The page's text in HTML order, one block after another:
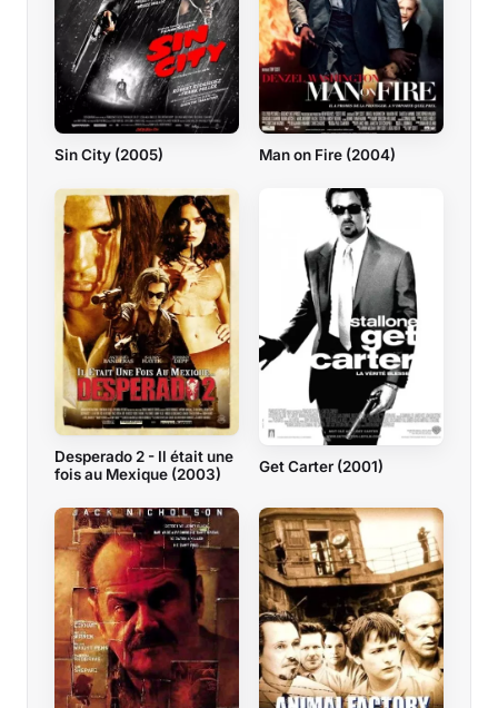
Sin City (2005) Man on Fire (2004)
Desperado 2 - Il était une
fois au Mexique (2003)
Get Carter (2001)